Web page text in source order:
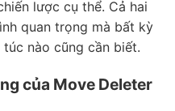
lược cụ thể. Cả hai
quan trọng mà bất kỳ
nào cũng cần biết.
của Move Deleter